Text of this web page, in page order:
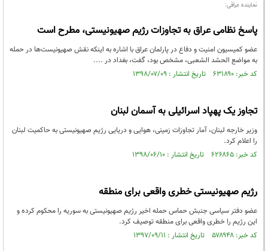
نماینده عراقی:
پاسخ نظامی عراق به تجاوزات رژیم صهیونیستی، مطرح است
عضو کمیسیون امنیت و دفاع در پارلمان عراق با اشاره به اینکه نقش صهیونیست‌ها در حمله
به مواضع الحشد الشعبی، مشخص بود، گفت، بغداد در ....
کد خبر: ۶۳۱۸۹۰ تاریخ انتشار : ۱۳۹۸/۰۷/۰۹
تجاوز یک پهپاد اسرائیلی به آسمان لبنان
وزیر خارجه لبنان، آمار تجاوزات زمینی، هوایی و دریایی رژیم صهیونیستی به حاکمیت لبنان
را اعلام کرد.
کد خبر: ۶۲۶۸۶۵ تاریخ انتشار : ۱۳۹۸/۰۶/۱۰
رژیم صهیونیستی خطری واقعی برای منطقه
عضو دفتر سیاسی جنبش حماس حمله اخیر رژیم صهیونیستی به سوریه را محکوم کرده و
این رژیم را خطری واقعی برای منطقه توصیف کرد.
کد خبر: ۵۷۸۹۴۸ تاریخ انتشار : ۱۳۹۷/۰۹/۱۱